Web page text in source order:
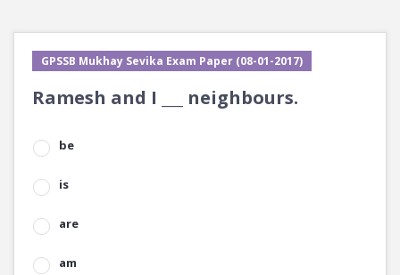
GPSSB Mukhay Sevika Exam Paper (08-01-2017)
Ramesh and I ___ neighbours.
be
is
are
am